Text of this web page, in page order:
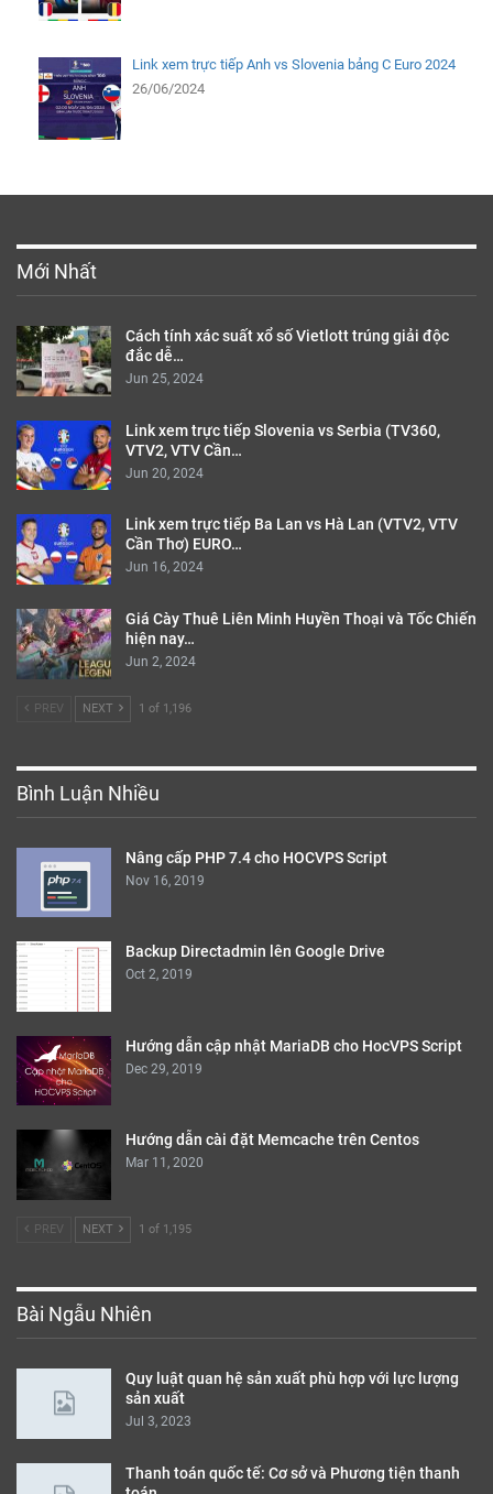
Link xem trực tiếp Anh vs Slovenia bảng C Euro 2024
26/06/2024
Mới Nhất
Cách tính xác suất xổ số Vietlott trúng giải độc
đắc dễ…
Jun 25, 2024
Link xem trực tiếp Slovenia vs Serbia (TV360,
VTV2, VTV Cần…
Jun 20, 2024
Link xem trực tiếp Ba Lan vs Hà Lan (VTV2, VTV
Cần Thơ) EURO…
Jun 16, 2024
Giá Cày Thuê Liên Minh Huyền Thoại và Tốc Chiến
hiện nay…
Jun 2, 2024
PREV NEXT 1 of 1,196
Bình Luận Nhiều
Nâng cấp PHP 7.4 cho HOCVPS Script
Nov 16, 2019
Backup Directadmin lên Google Drive
Oct 2, 2019
Hướng dẫn cập nhật MariaDB cho HocVPS Script
Dec 29, 2019
Hướng dẫn cài đặt Memcache trên Centos
Mar 11, 2020
PREV NEXT 1 of 1,195
Bài Ngẫu Nhiên
Quy luật quan hệ sản xuất phù hợp với lực lượng
sản xuất
Jul 3, 2023
Thanh toán quốc tế: Cơ sở và Phương tiện thanh